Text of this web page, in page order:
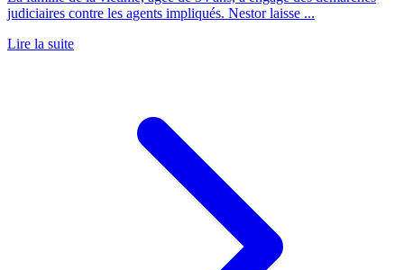
judiciaires contre les agents impliqués. Nestor laisse ...
Lire la suite